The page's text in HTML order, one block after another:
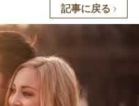
記事に戻る